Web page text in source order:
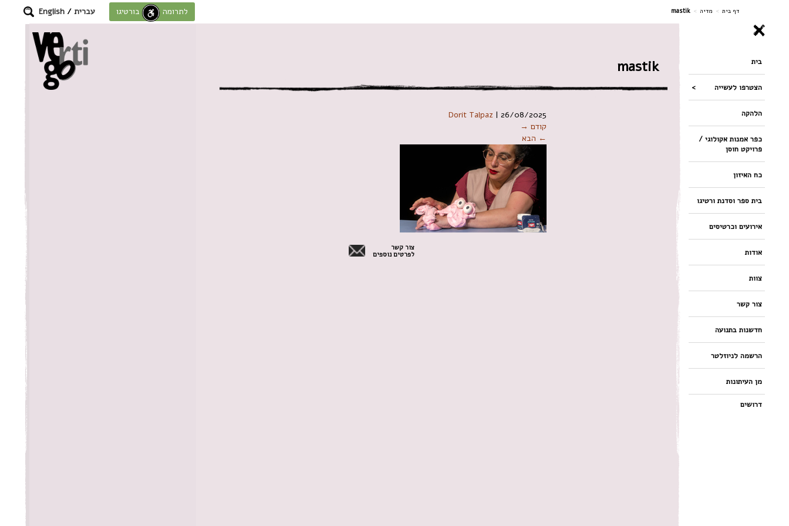
דף בית > מדיה >
mastik לתרומה לחוסן בורטיגו עברית /
English
בית
הצטרפו לעשייה
הלהקה
כפר אמנות אקולוגי /
פרויקט חוסן
כח האיזון
בית ספר וסדנת ורטיגו
אירועים וכרטיסים
אודות
צוות
צור קשר
חדשנות בתנועה
הרשמה לניוזלטר
מן העיתונות
דרושים
mastik
Dorit Talpaz |26/08/2025
קודם →
← הבא
צור קשר
לפרטים נוספים